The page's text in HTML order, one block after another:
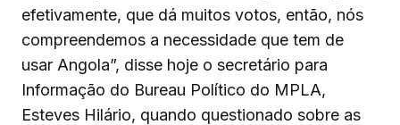
efetivamente, que dá muitos votos, então, nós
compreendemos a necessidade que tem de
usar Angola”, disse hoje o secretário para
Informação do Bureau Político do MPLA,
Esteves Hilário, quando questionado sobre as